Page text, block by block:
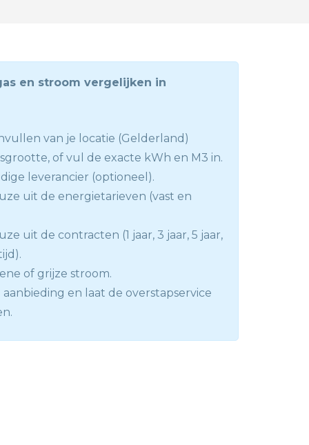
en stroom vergelijken in
van je locatie (Gelderland)
of vul de exacte kWh en M3 in.
leverancier (optioneel).
uit de energietarieven (vast en
uit de contracten (1 jaar, 3 jaar, 5 jaar,
of grijze stroom.
aanbieding en laat de overstapservice